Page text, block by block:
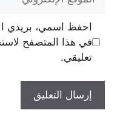
الإلكتروني
احفظ اسمي، بريدي
في هذا المتصفح
تعليقي.